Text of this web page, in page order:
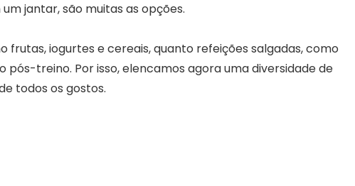
jantar, são muitas as opções.
frutas, iogurtes e cereais, quanto refeições salgadas, como
treino. Por isso, elencamos agora uma diversidade de
todos os gostos.